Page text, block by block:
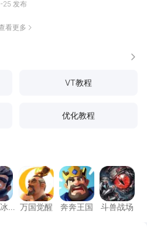
[详情]
25 发布
看更多
更多
VT教程
优化教程
国：冰河时代
万国觉醒
万国觉醒
奔奔王国
奔奔王国
斗兽战
斗兽战场